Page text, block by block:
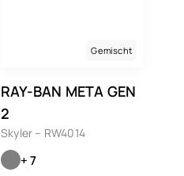
Gemischt
RAY-BAN META GEN
2
Skyler – RW4014
+ 7